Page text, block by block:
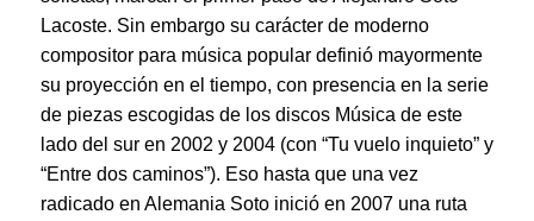
Lacoste. Sin embargo su carácter de moderno
compositor para música popular definió mayormente
su proyección en el tiempo, con presencia en la serie
de piezas escogidas de los discos Música de este
lado del sur en 2002 y 2004 (con “Tu vuelo inquieto” y
“Entre dos caminos”). Eso hasta que una vez
radicado en Alemania Soto inició en 2007 una ruta